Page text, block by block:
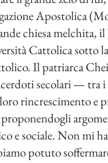
Apostolica
chiesa melchita,
Cattolica sotto
Il patriarca
secolari —
rincrescimento e
e sociale. Non mi
potuto